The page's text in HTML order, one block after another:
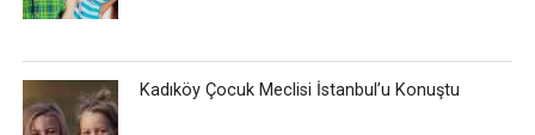
Kadıköy Çocuk Meclisi İstanbul’u Konuştu